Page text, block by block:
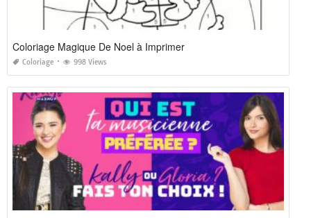
Coloriage Magique De Noel à Imprimer
Coloriage 998 Views